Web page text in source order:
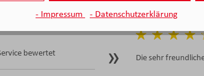
bewertet Die sehr
- Impressum - Datenschutzerklärung